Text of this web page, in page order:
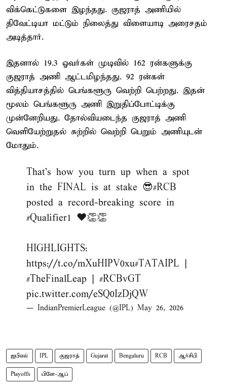
விக்கெட்டுகளை இழந்தது. குஜராத் அணியில்
திவேட்டியா மட்டும் நிலைத்து விளையாடி அரைசதம்
அடித்தார்.
இதனால் 19.3 ஓவர்கள் முடிவில் 162 ரன்களுக்கு
குஜராத் அணி ஆட்டமிழந்தது. 92 ரன்கள்
வித்தியாசத்தில் பெங்களூரு வெற்றி பெற்றது. இதன்
மூலம் பெங்களூரு அணி இறுதிப்போட்டிக்கு
முன்னேறியது. தோல்வியடைந்த குஜராத் அணி
வெளியேற்றுதல் சுற்றில் வெற்றி பெறும் அணியுடன்
மோதும்.
That's how you turn up when a spot
in the FINAL is at stake 😎#RCB
posted a record-breaking score in
#Qualifier1 ❤️👏👏
HIGHLIGHTS:
https://t.co/mXuHIPV0xu#TATAIPL |
#TheFinalLeap | #RCBvGT
pic.twitter.com/eSQ0IzDjQW
— IndianPremierLeague (@IPL) May 26, 2026
ஐபிஎல் IPL குஜராத் Gujarat Bengaluru RCB ஆர்சிபி
Playoffs பிளே-ஆப்